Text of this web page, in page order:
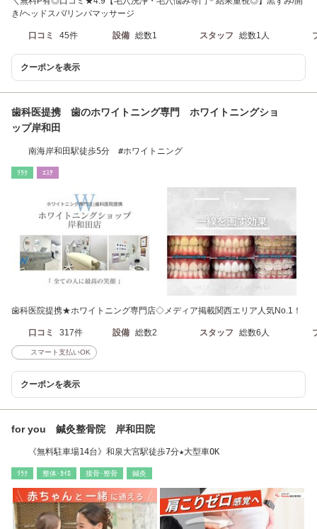
き/ヘッドスパ/リンパマッサージ
口コミ 45件 設備 総数1 スタッフ 総数1人
クーポンを表示
歯科医提携 歯のホワイトニング専門 ホワイトニングショ
ップ岸和田
南海岸和田駅徒歩5分 #ホワイトニング
ﾘﾗｸ ｴｽﾃ
歯科医院提携★ホワイトニング専門店◇メディア掲載関西エリア人気No.1！
口コミ 317件 設備 総数2 スタッフ 総数6人
スマート支払いOK
クーポンを表示
for you 鍼灸整骨院 岸和田院
《無料駐車場14台》和泉大宮駅徒歩7分★大型車OK
ﾘﾗｸ 整体･ｶｲﾛ 接骨･整骨 鍼灸